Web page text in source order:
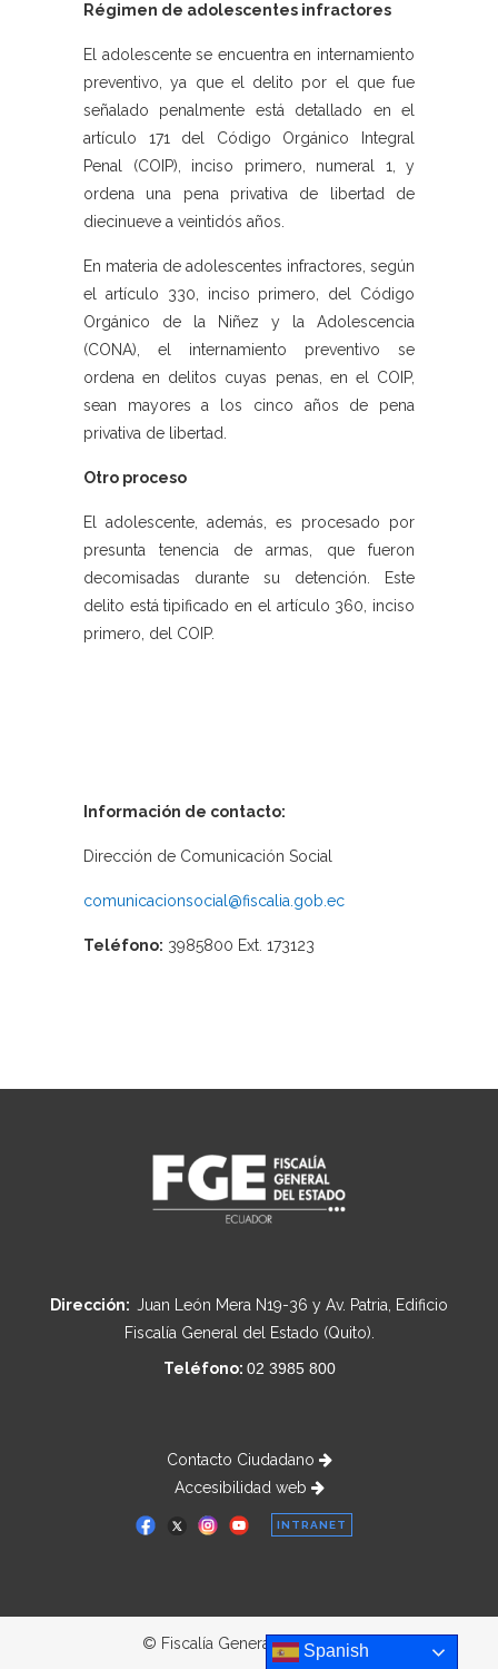
Régimen de adolescentes infractores
El adolescente se encuentra en internamiento
preventivo, ya que el delito por el que fue
señalado penalmente está detallado en el
artículo 171 del Código Orgánico Integral
Penal (COIP), inciso primero, numeral 1, y
ordena una pena privativa de libertad de
diecinueve a veintidós años.
En materia de adolescentes infractores, según
el artículo 330, inciso primero, del Código
Orgánico de la Niñez y la Adolescencia
(CONA), el internamiento preventivo se
ordena en delitos cuyas penas, en el COIP,
sean mayores a los cinco años de pena
privativa de libertad.
Otro proceso
El adolescente, además, es procesado por
presunta tenencia de armas, que fueron
decomisadas durante su detención. Este
delito está tipificado en el artículo 360, inciso
primero, del COIP.
Información de contacto:
Dirección de Comunicación Social
comunicacionsocial@fiscalia.gob.ec
Teléfono: 3985800 Ext. 173123
Dirección: Juan León Mera N19-36 y Av. Patria, Edificio
Fiscalía General del Estado (Quito).
Teléfono: 02 3985 800
Contacto Ciudadano
Accesibilidad web
INTRANET
© Fiscalía General del Estado
Spanish